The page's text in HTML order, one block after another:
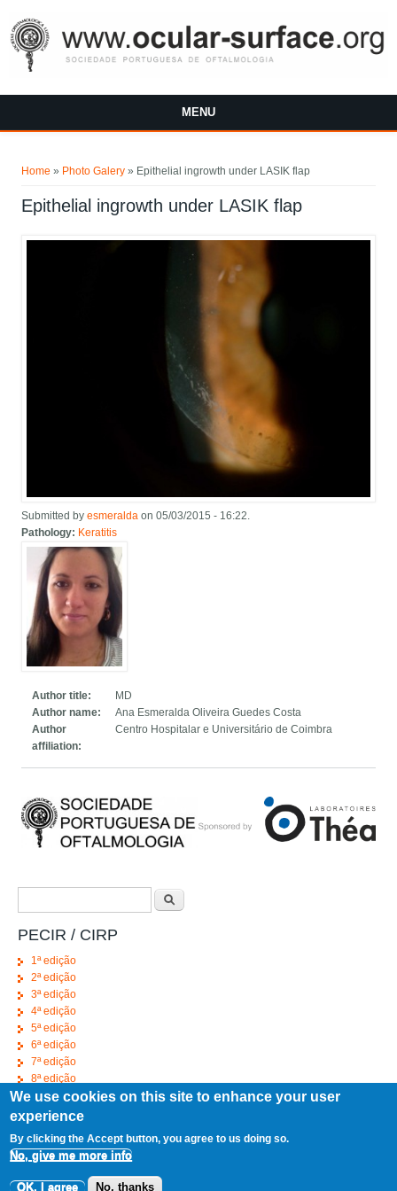
MENU
Home » Photo Galery » Epithelial ingrowth under LASIK flap
Epithelial ingrowth under LASIK flap
Submitted byesmeralda on 05/03/2015 - 16:22.
Pathology: Keratitis
Author title:
MD
Author name:
Ana Esmeralda Oliveira Guedes Costa
Author
affiliation:
Centro Hospitalar e Universitário de Coimbra
PECIR / CIRP
1ª edição
2ª edição
3ª edição
4ª edição
5ª edição
6ª edição
7ª edição
8ª edição
9ª edição
10ª edição
Copyright © 2026,
Designed byZymphonies
We use cookies on this site to enhance your user
experience
By clicking the Accept button, you agree to us doing so.
No, give me more info
OK, I agree No, thanks